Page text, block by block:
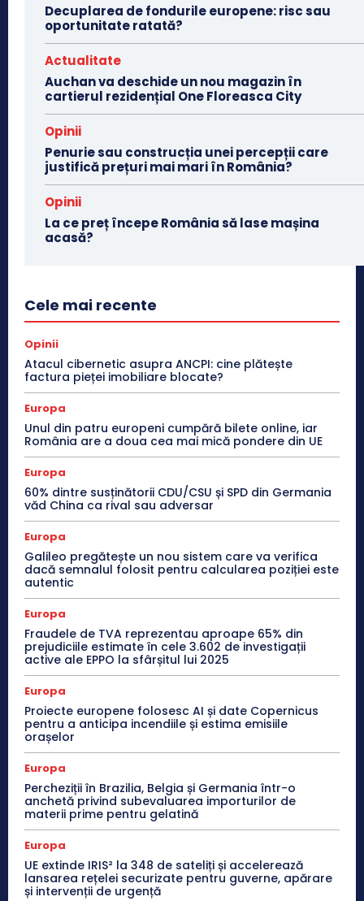
Decuplarea de fondurile europene: risc sau
oportunitate ratată?
Actualitate
Auchan va deschide un nou magazin în
cartierul rezidențial One Floreasca City
Opinii
Penurie sau construcția unei percepții care
justifică prețuri mai mari în România?
Opinii
La ce preț începe România să lase mașina
acasă?
Cele mai recente
Opinii
Atacul cibernetic asupra ANCPI: cine plătește
factura pieței imobiliare blocate?
Europa
Unul din patru europeni cumpără bilete online, iar
România are a doua cea mai mică pondere din UE
Europa
60% dintre susținătorii CDU/CSU și SPD din Germania
văd China ca rival sau adversar
Europa
Galileo pregătește un nou sistem care va verifica
dacă semnalul folosit pentru calcularea poziției este
autentic
Europa
Fraudele de TVA reprezentau aproape 65% din
prejudiciile estimate în cele 3.602 de investigații
active ale EPPO la sfârșitul lui 2025
Europa
Proiecte europene folosesc AI și date Copernicus
pentru a anticipa incendiile și estima emisiile
orașelor
Europa
Percheziții în Brazilia, Belgia și Germania într-o
anchetă privind subevaluarea importurilor de
materii prime pentru gelatină
Europa
UE extinde IRIS² la 348 de sateliți și accelerează
lansarea rețelei securizate pentru guverne, apărare
și intervenții de urgență